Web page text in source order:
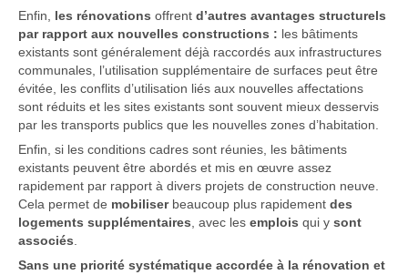
Enfin, les rénovations offrent d’autres avantages structurels
par rapport aux nouvelles constructions : les bâtiments
existants sont généralement déjà raccordés aux infrastructures
communales, l’utilisation supplémentaire de surfaces peut être
évitée, les conflits d’utilisation liés aux nouvelles affectations
sont réduits et les sites existants sont souvent mieux desservis
par les transports publics que les nouvelles zones d’habitation.
Enfin, si les conditions cadres sont réunies, les bâtiments
existants peuvent être abordés et mis en œuvre assez
rapidement par rapport à divers projets de construction neuve.
Cela permet de mobiliser beaucoup plus rapidement des
logements supplémentaires , avec les emplois qui y sont
associés
Sans une priorité systématique accordée à la rénovation et